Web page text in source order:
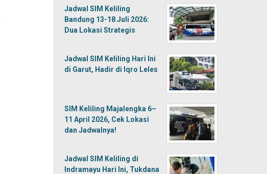
Jadwal SIM Keliling
Bandung 13-18 Juli 2026:
Dua Lokasi Strategis
Jadwal SIM Keliling Hari Ini
di Garut, Hadir di Iqro Leles
SIM Keliling Majalengka 6–
11 April 2026, Cek Lokasi
dan Jadwalnya!
Jadwal SIM Keliling di
Indramayu Hari Ini, Tukdana